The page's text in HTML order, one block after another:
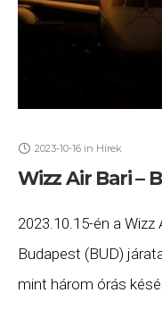
2023-10-16 in Hírek
Wizz Air Bari –
2023.10.15-én a
Budapest (BUD)
mint három órás